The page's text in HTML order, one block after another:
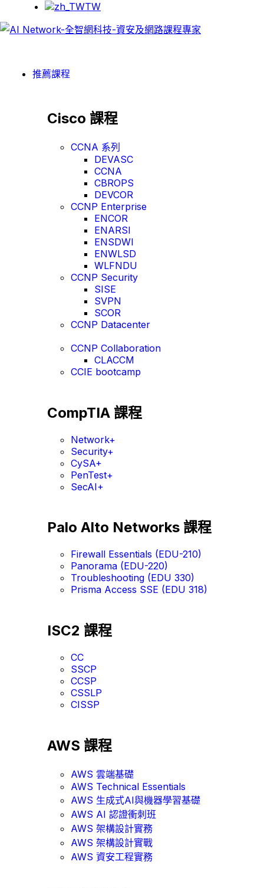
TW
推薦課程
Cisco 課程
CCNA 系列
DEVASC
CCNA
CBROPS
DEVCOR
CCNP Enterprise
ENCOR
ENARSI
ENSDWI
ENWLSD
WLFNDU
CCNP Security
SISE
SVPN
SCOR
CCNP Datacenter
CCNP Collaboration
CLACCM
CCIE bootcamp
CompTIA 課程
Network+
Security+
CySA+
PenTest+
SecAI+
Palo Alto Networks 課程
Firewall Essentials (EDU-210)
Panorama (EDU-220)
Troubleshooting (EDU 330)
Prisma Access SSE (EDU 318)
ISC2 課程
CC
SSCP
CCSP
CSSLP
CISSP
AWS 課程
AWS 雲端基礎
AWS Technical Essentials
AWS 生成式AI與機器學習基礎
AWS AI 認證衝刺班
AWS 架構設計實務
AWS 架構設計實戰
AWS 資安工程實務